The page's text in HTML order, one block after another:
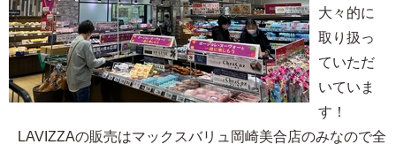
大々的に
取り扱っ
ていただ
いていま
す！
LAVIZZAの販売はマックスバリュ岡崎美合店のみなので全